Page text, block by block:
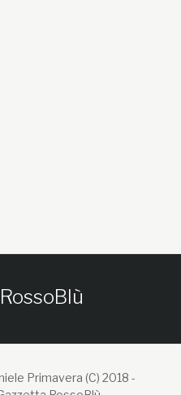
Primavera (C) 2018 -